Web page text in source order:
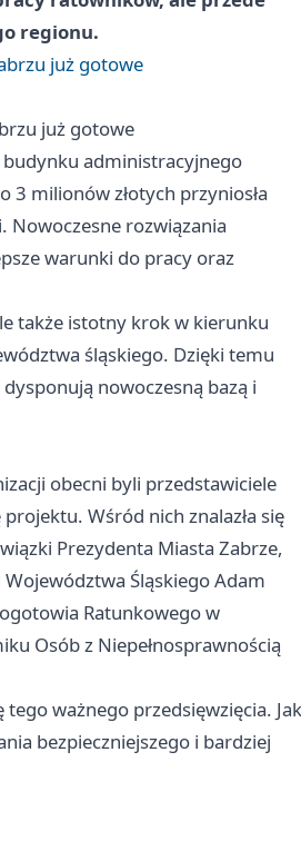
regionu.
już gotowe
już gotowe
budynku administracyjnego
milionów złotych przyniosła
Nowoczesne rozwiązania
warunki do pracy oraz
także istotny krok w kierunku
śląskiego. Dzięki temu
nowoczesną bazą i
obecni byli przedstawiciele
Wśród nich znalazła się
Prezydenta Miasta Zabrze,
Śląskiego Adam
Ratunkowego w
Osób z Niepełnosprawnością
ważnego przedsięwzięcia. Jak
bezpieczniejszego i bardziej